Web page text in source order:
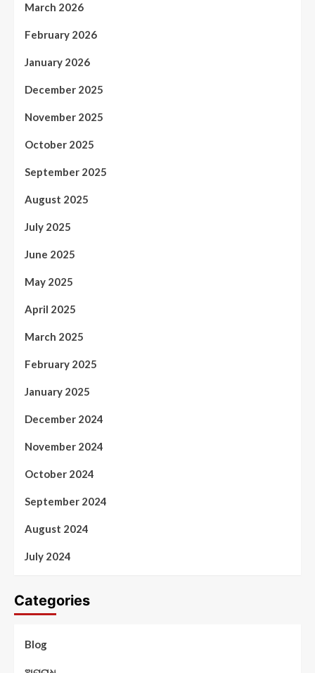
March 2026
February 2026
January 2026
December 2025
November 2025
October 2025
September 2025
August 2025
July 2025
June 2025
May 2025
April 2025
March 2025
February 2025
January 2025
December 2024
November 2024
October 2024
September 2024
August 2024
July 2024
Categories
Blog